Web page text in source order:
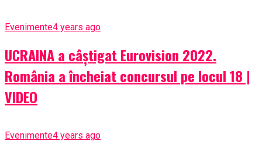
Evenimente4 years ago
UCRAINA a câștigat Eurovision 2022.
România a încheiat concursul pe locul 18 |
VIDEO
Evenimente4 years ago